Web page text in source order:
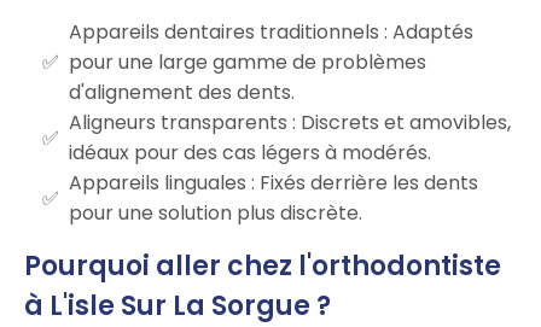
Appareils dentaires traditionnels : Adaptés
pour une large gamme de problèmes
d'alignement des dents.
Aligneurs transparents : Discrets et amovibles,
idéaux pour des cas légers à modérés.
Appareils linguales : Fixés derrière les dents
pour une solution plus discrète.
Pourquoi aller chez l'orthodontiste
à L'isle Sur La Sorgue ?